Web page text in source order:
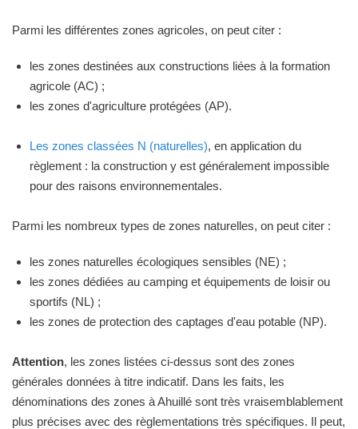
Parmi les différentes zones agricoles, on peut citer :
les zones destinées aux constructions liées à la formation
agricole (AC) ;
les zones d'agriculture protégées (AP).
Les zones classées N (naturelles), en application du
règlement : la construction y est généralement impossible
pour des raisons environnementales.
Parmi les nombreux types de zones naturelles, on peut citer :
les zones naturelles écologiques sensibles (NE) ;
les zones dédiées au camping et équipements de loisir ou
sportifs (NL) ;
les zones de protection des captages d'eau potable (NP).
Attention, les zones listées ci-dessus sont des zones
générales données à titre indicatif. Dans les faits, les
dénominations des zones à Ahuillé sont très vraisemblablement
plus précises avec des règlementations très spécifiques. Il peut,